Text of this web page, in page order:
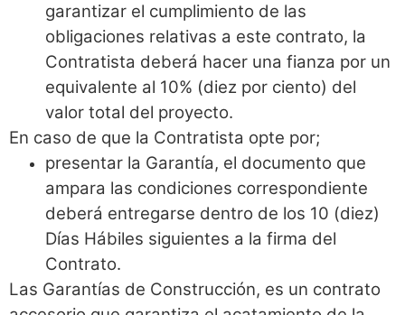
garantizar el cumplimiento de las
obligaciones relativas a este contrato, la
Contratista deberá hacer una fianza por un
equivalente al 10% (diez por ciento) del
valor total del proyecto.
En caso de que la Contratista opte por;
presentar la Garantía, el documento que
ampara las condiciones correspondiente
deberá entregarse dentro de los 10 (diez)
Días Hábiles siguientes a la firma del
Contrato.
Las Garantías de Construcción, es un contrato